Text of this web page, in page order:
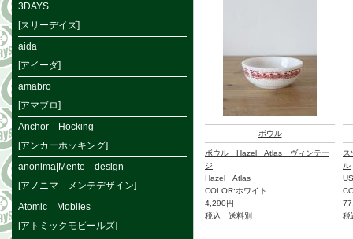
ボウル
ボウル Hazel Atlas ヴィンテー
ジ
Hazel Atlas
COLOR:ホワイト
4,290円
税込 送料別
ル
税
3DAYS
[スリーデイズ]
aida
[アイーダ]
amabro
[アマブロ]
Anchor Hocking
[アンカーホッキング]
anonima|Mente design
[アノニマ メンテデザイン]
Atomic Mobiles
[アトミックモビールズ]